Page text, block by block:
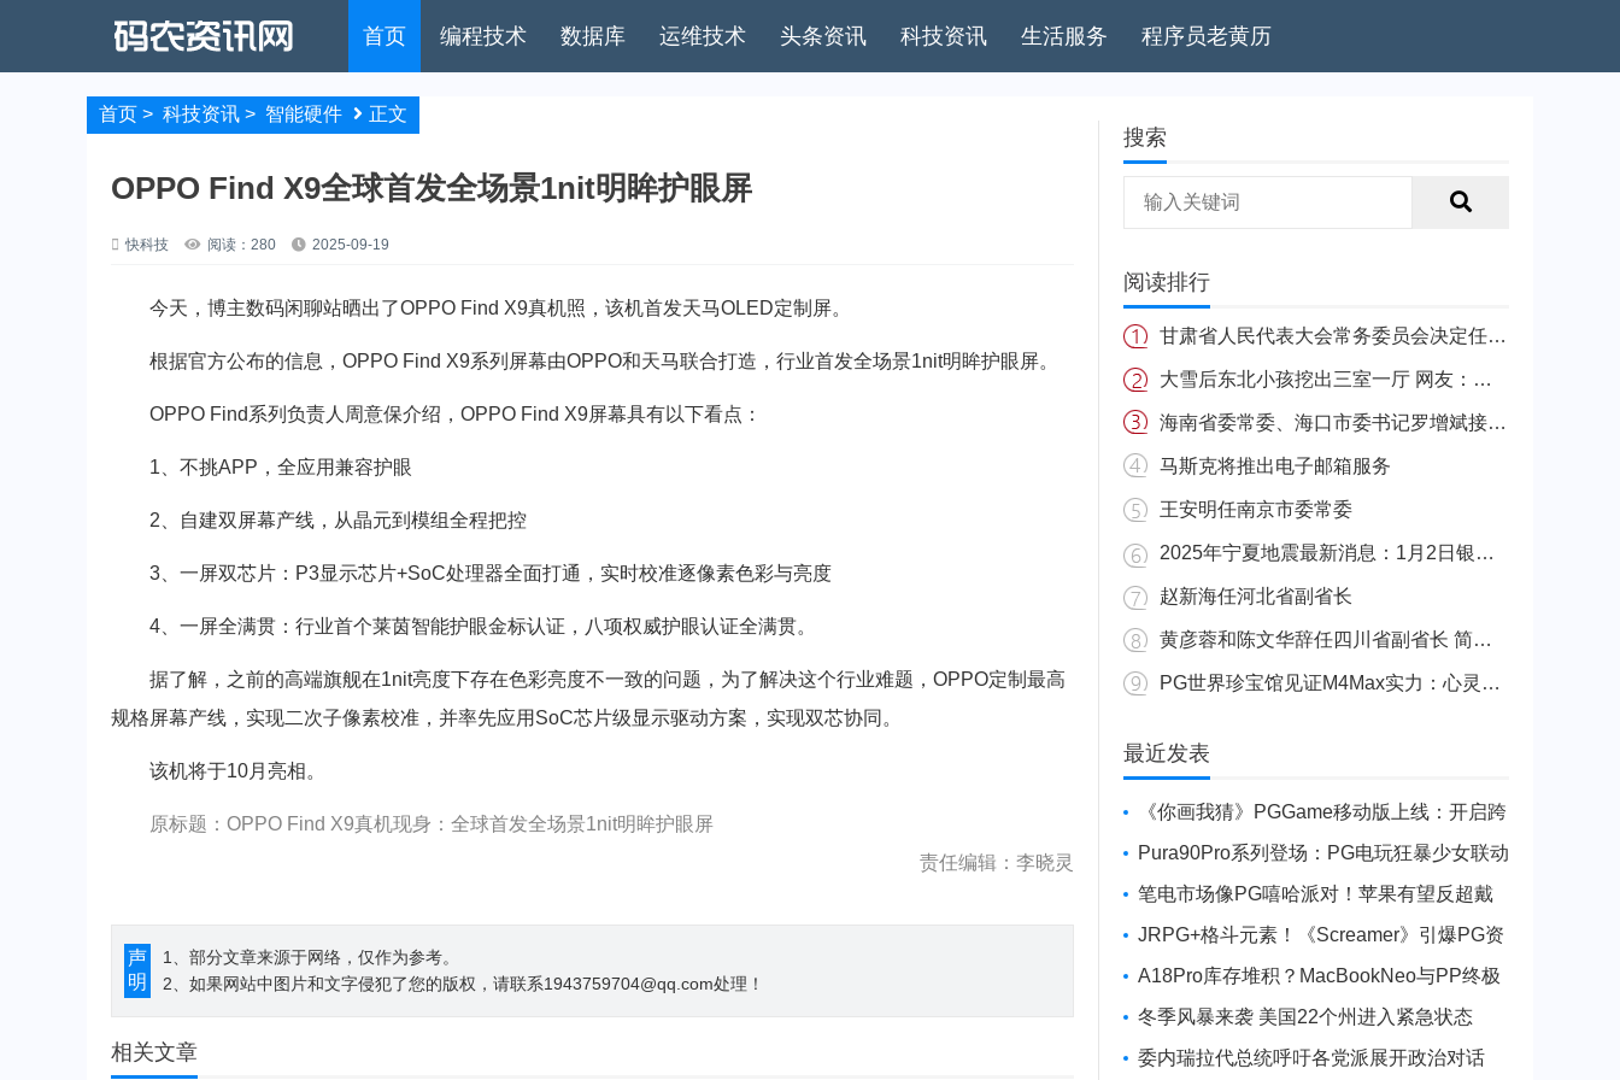
首页 编程技术 数据库 运维技术 头条资讯 科技资讯 生活服务 程序员老黄历
首页 > 科技资讯 > 智能硬件 正文
OPPO Find X9全球首发全场景1nit明眸护眼屏
快科技 阅读：280 2025-09-19
今天，博主数码闲聊站晒出了OPPO Find X9真机照，该机首发天马OLED定制屏。
根据官方公布的信息，OPPO Find X9系列屏幕由OPPO和天马联合打造，行业首发全场景1nit明眸护眼屏。
OPPO Find系列负责人周意保介绍，OPPO Find X9屏幕具有以下看点：
1、不挑APP，全应用兼容护眼
2、自建双屏幕产线，从晶元到模组全程把控
3、一屏双芯片：P3显示芯片+SoC处理器全面打通，实时校准逐像素色彩与亮度
4、一屏全满贯：行业首个莱茵智能护眼金标认证，八项权威护眼认证全满贯。
据了解，之前的高端旗舰在1nit亮度下存在色彩亮度不一致的问题，为了解决这个行业难题，OPPO定制最高
规格屏幕产线，实现二次子像素校准，并率先应用SoC芯片级显示驱动方案，实现双芯协同。
该机将于10月亮相。
原标题：OPPO Find X9真机现身：全球首发全场景1nit明眸护眼屏
责任编辑：李晓灵
声
明
1、部分文章来源于网络，仅作为参考。
2、如果网站中图片和文字侵犯了您的版权，请联系1943759704@qq.com处理！
相关文章
搜索
阅读排行
甘肃省人民代表大会常务委员会决定任免名单
大雪后东北小孩挖出三室一厅 网友：南方的娃很羡慕
海南省委常委、海口市委书记罗增斌接受中央纪委国家监委纪律审查和监察调查
马斯克将推出电子邮箱服务
王安明任南京市委常委
2025年宁夏地震最新消息：1月2日银川发生4.8级地震
赵新海任河北省副省长
黄彦蓉和陈文华辞任四川省副省长 简历资料照片
PG世界珍宝馆见证M4Max实力：心灵杀手2竟轻松跑出80FPS！
最近发表
《你画我猜》PGGame移动版上线：开启跨
平台互动新玩法
Pura90Pro系列登场：PG电玩狂暴少女联动
旗舰性能升级
笔电市场像PG嘻哈派对！苹果有望反超戴
尔进前三
JRPG+格斗元素！《Screamer》引爆PG资
讯手游新焦点
A18Pro库存堆积？MacBookNeo与PP终极
火焰狂潮意外同框
冬季风暴来袭 美国22个州进入紧急状态
委内瑞拉代总统呼吁各党派展开政治对话